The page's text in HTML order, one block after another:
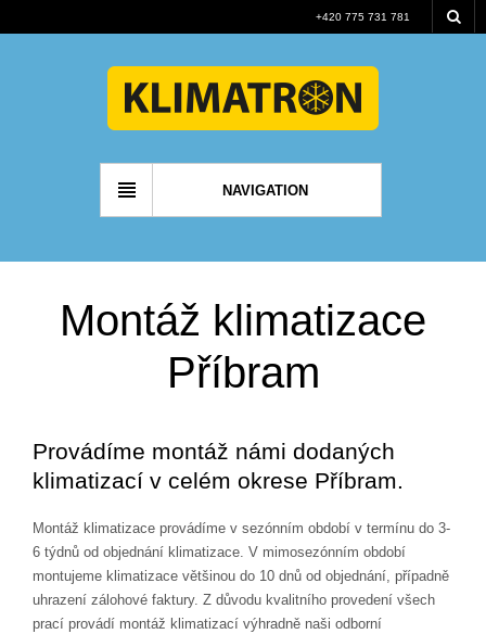
+420 775 731 781
NAVIGATION
Montáž klimatizace
Příbram
Provádíme montáž námi dodaných
klimatizací v celém okrese Příbram.
Montáž klimatizace provádíme v sezónním období v termínu do 3-
6 týdnů od objednání klimatizace. V mimosezónním období
montujeme klimatizace většinou do 10 dnů od objednání, případně
uhrazení zálohové faktury. Z důvodu kvalitního provedení všech
prací provádí montáž klimatizací výhradně naši odborní